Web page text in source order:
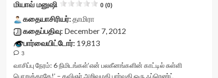
data-
readonly-
attribute='true'
>
</div>
class='yasr-
stars-
rater-
b6e46e3c7ae32'
rating='0'
data-
starsize='16'
data-
ரசிகன்<div
class="yasr-
vv-
stars-
title-
<div
class='yasr-
மியாவ் மனுஷி 0 (0)
கதையாசிரியர்:தாமிரா
கதைப்பதிவு:December 7, 2012
பார்வையிட்டோர்:19,813
3
வாசிப்பு நேரம்: 6 நிமிடங்கள்‘என் பலகீனங்களின் காட்டில் சுள்ளி
பொறுக்காதே!’ – கவிஞர் அறிவுமதி பார்வதி ஒரு ஃப்ரெண்ட்